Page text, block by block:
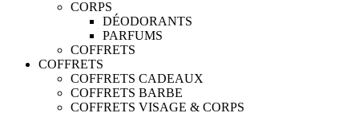
CORPS
DÉODORANTS
PARFUMS
COFFRETS
COFFRETS
COFFRETS CADEAUX
COFFRETS BARBE
COFFRETS VISAGE & CORPS